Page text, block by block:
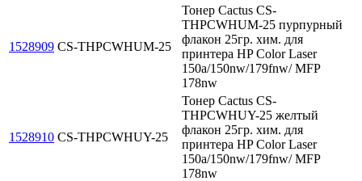
1528909 CS-THPCWHUM-25
Тонер Cactus CS-
THPCWHUM-25 пурпурный
флакон 25гр. хим. для
принтера HP Color Laser
150a/150nw/179fnw/ MFP
178nw
1528910 CS-THPCWHUY-25
Тонер Cactus CS-
THPCWHUY-25 желтый
флакон 25гр. хим. для
принтера HP Color Laser
150a/150nw/179fnw/ MFP
178nw